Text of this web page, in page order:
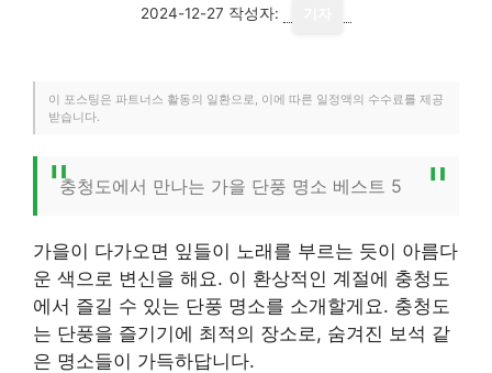
2024-12-27 작성자:
이 포스팅은 파트너스 활동의 일환으로, 이에 따른 일정액의 수수료를 제공
받습니다.
충청도에서 만나는 가을 단풍 명소 베스트 5
가을이 다가오면 잎들이 노래를 부르는 듯이 아름다
운 색으로 변신을 해요. 이 환상적인 계절에 충청도
에서 즐길 수 있는 단풍 명소를 소개할게요. 충청도
는 단풍을 즐기기에 최적의 장소로, 숨겨진 보석 같
은 명소들이 가득하답니다.